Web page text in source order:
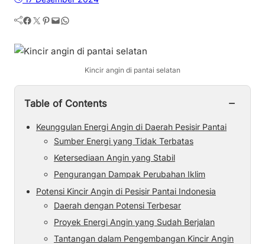
Facebook Twitter Pinterest Mail WhatsApp
Kincir angin di pantai selatan
Table of Contents −
Keunggulan Energi Angin di Daerah Pesisir Pantai
Sumber Energi yang Tidak Terbatas
Ketersediaan Angin yang Stabil
Pengurangan Dampak Perubahan Iklim
Potensi Kincir Angin di Pesisir Pantai Indonesia
Daerah dengan Potensi Terbesar
Proyek Energi Angin yang Sudah Berjalan
Tantangan dalam Pengembangan Kincir Angin